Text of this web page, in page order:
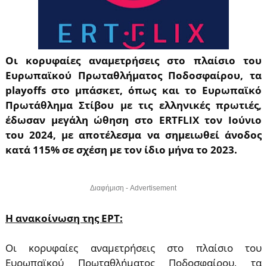
Οι κορυφαίες αναμετρήσεις στο πλαίσιο του
Ευρωπαϊκού Πρωταθλήματος Ποδοσφαίρου, τα
playoffs στο μπάσκετ, όπως και το Ευρωπαϊκό
Πρωτάθλημα Στίβου με τις ελληνικές πρωτιές,
έδωσαν μεγάλη ώθηση στο ERTFLIX τον Ιούνιο
του 2024, με αποτέλεσμα να σημειωθεί άνοδος
κατά 115% σε σχέση με τον ίδιο μήνα το 2023.
Διαφήμιση - Advertisement
Η ανακοίνωση της ΕΡΤ:
Οι κορυφαίες αναμετρήσεις στο πλαίσιο του
Ευρωπαϊκού Πρωταθλήματος Ποδοσφαίρου, τα